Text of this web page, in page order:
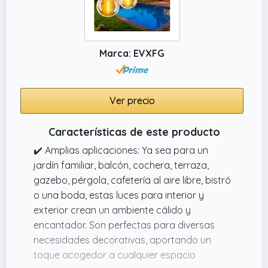
Marca: EVXFG
Ver precio
Características de este producto
✔️ Amplias aplicaciones: Ya sea para un
jardín familiar, balcón, cochera, terraza,
gazebo, pérgola, cafetería al aire libre, bistró
o una boda, estas luces para interior y
exterior crean un ambiente cálido y
encantador. Son perfectas para diversas
necesidades decorativas, aportando un
toque acogedor a cualquier espacio